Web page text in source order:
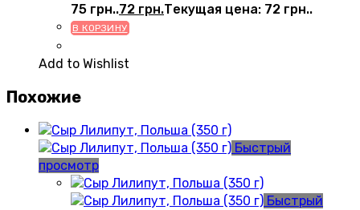
75 грн..72 грн.Текущая цена: 72 грн..
В КОРЗИНУ
Add to Wishlist
Похожие
Быстрый
просмотр
Быстрый